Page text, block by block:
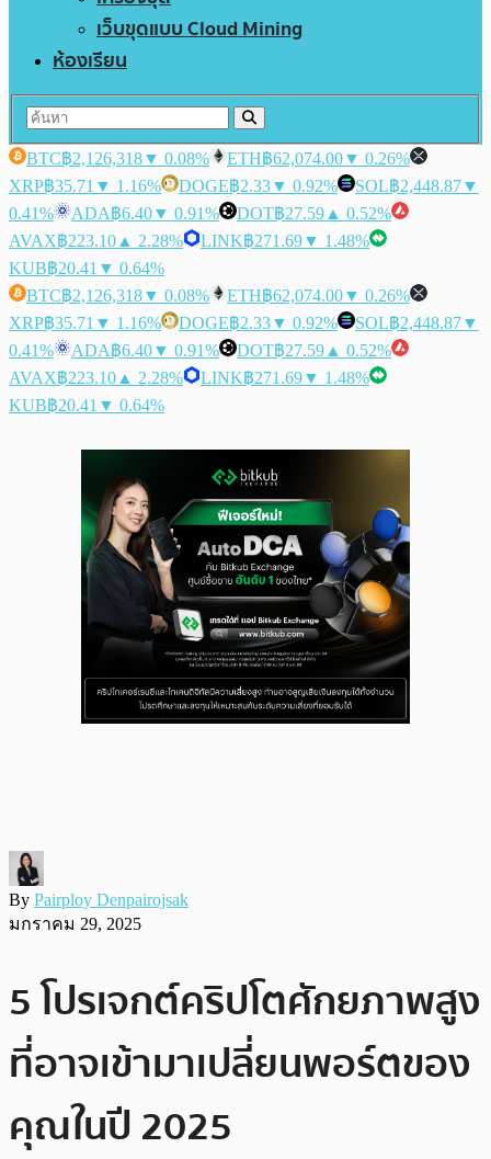
เว็บขุดแบบ Cloud Mining
ห้องเรียน
BTC฿2,126,318▼ 0.08% ETH฿62,074.00▼ 0.26%
XRP฿35.71 ▼ 1.16% DOGE฿2.33▼ 0.92% SOL฿2,448.87▼
0.41%
ADA฿6.40▼ 0.91% DOT฿27.59 ▲ 0.52%
AVAX฿223.10 ▲ 2.28% LINK฿271.69▼ 1.48%
KUB฿20.41 ▼ 0.64%
BTC฿2,126,318▼ 0.08% ETH฿62,074.00▼ 0.26%
XRP฿35.71 ▼ 1.16% DOGE฿2.33▼ 0.92% SOL฿2,448.87▼
0.41%
ADA฿6.40▼ 0.91% DOT฿27.59 ▲ 0.52%
AVAX฿223.10 ▲ 2.28% LINK฿271.69▼ 1.48%
KUB฿20.41 ▼ 0.64%
By Pairploy Denpairojsak
มกราคม 29, 2025
5 โปรเจกต์คริปโตศักยภาพสูง
ที่อาจเข้ามาเปลี่ยนพอร์ตของ
คุณในปี 2025